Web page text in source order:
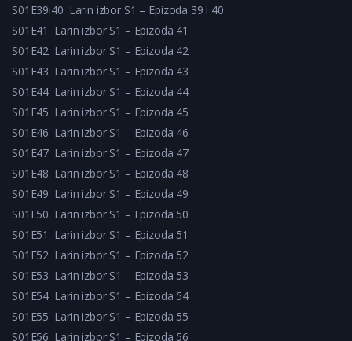
S01E39i40 Larin izbor S1 – Epizoda 39 i 40
S01E41 Larin izbor S1 – Epizoda 41
S01E42 Larin izbor S1 – Epizoda 42
S01E43 Larin izbor S1 – Epizoda 43
S01E44 Larin izbor S1 – Epizoda 44
S01E45 Larin izbor S1 – Epizoda 45
S01E46 Larin izbor S1 – Epizoda 46
S01E47 Larin izbor S1 – Epizoda 47
S01E48 Larin izbor S1 – Epizoda 48
S01E49 Larin izbor S1 – Epizoda 49
S01E50 Larin izbor S1 – Epizoda 50
S01E51 Larin izbor S1 – Epizoda 51
S01E52 Larin izbor S1 – Epizoda 52
S01E53 Larin izbor S1 – Epizoda 53
S01E54 Larin izbor S1 – Epizoda 54
S01E55 Larin izbor S1 – Epizoda 55
S01E56 Larin izbor S1 – Epizoda 56